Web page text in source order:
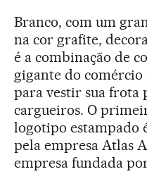
Branco, com um
na cor grafite,
é a combinação de
gigante do
para vestir sua frota
cargueiros. O
logotipo estampado
pela empresa Atlas
empresa fundada